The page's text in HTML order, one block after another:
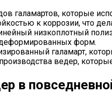
галамартов, которые
к коррозии, что
низкоплотный
форм.
галамарт,
ведер,
в